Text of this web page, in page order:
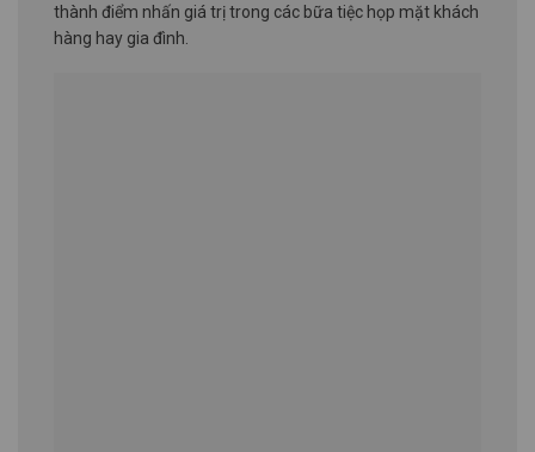
thành điểm nhấn giá trị trong các bữa tiệc họp mặt khách
hàng hay gia đình.